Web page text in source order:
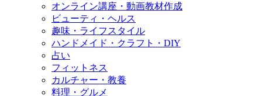
オンライン講座・動画教材作成
ビューティ・ヘルス
趣味・ライフスタイル
ハンドメイド・クラフト・DIY
占い
フィットネス
カルチャー・教養
料理・グルメ